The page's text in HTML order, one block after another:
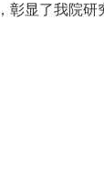
显了我院